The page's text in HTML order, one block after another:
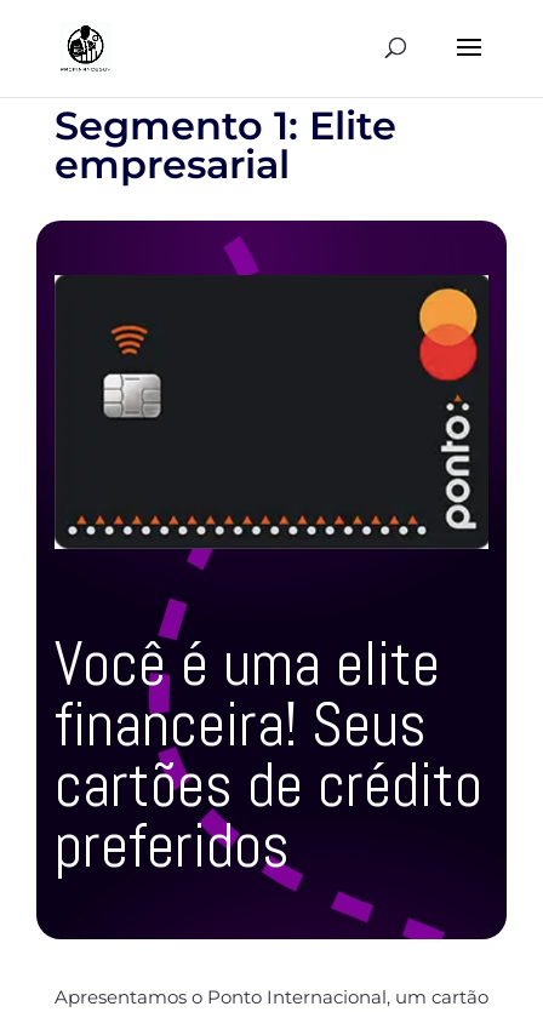
Segmento 1: Elite
empresarial
Você é uma elite
financeira! Seus
cartões de crédito
preferidos
Apresentamos o Ponto Internacional, um cartão